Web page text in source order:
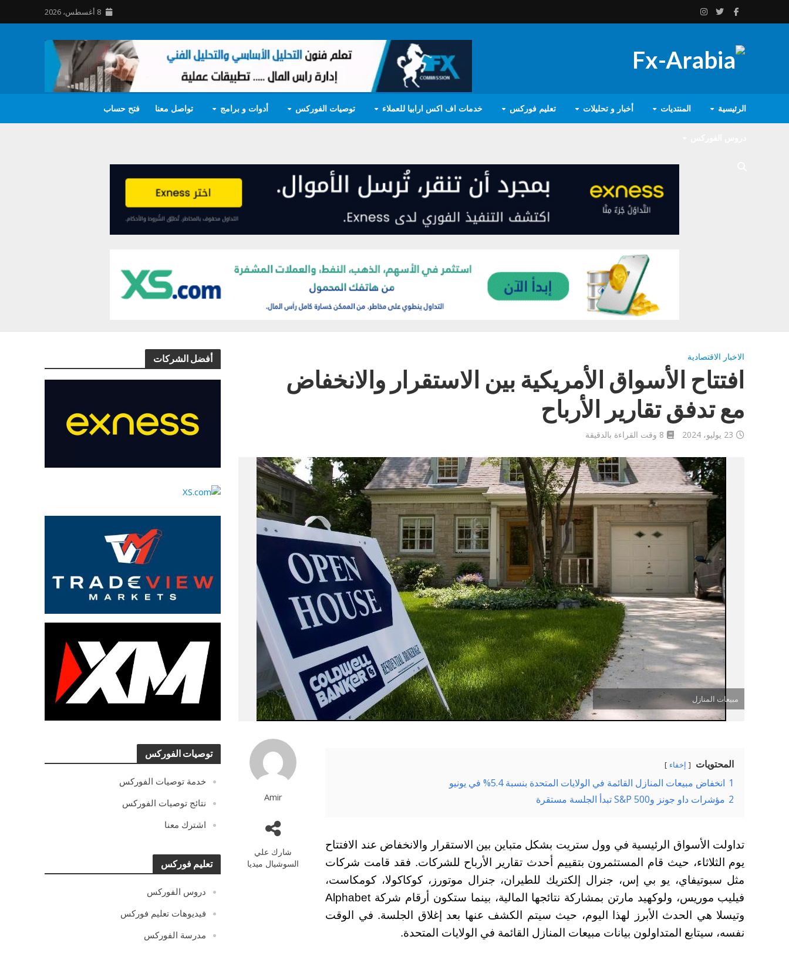
8 أغسطس، 2026
الرئيسية المنتديات أخبار و تحليلات تعليم فوركس خدمات اف اكس ارابيا للعملاء توصيات الفوركس أدوات و برامج تواصل معنا فتح حساب
أفضل الشركات
توصيات الفوركس
خدمة توصيات الفوركس
نتائج توصيات الفوركس
اشترك معنا
تعليم فوركس
دروس الفوركس
فيديوهات تعليم فوركس
مدرسة الفوركس
الاخبار الاقتصادية
افتتاح الأسواق الأمريكية بين الاستقرار والانخفاض
مع تدفق تقارير الأرباح
23 يوليو، 2024 8 وقت القراءة بالدقيقة
مبيعات المنازل
Amir
شارك علي
السوشيال ميديا
المحتويات إخفاء
1 انخفاض مبيعات المنازل القائمة في الولايات المتحدة بنسبة 5.4% في يونيو
2 مؤشرات داو جونز وS&P 500 تبدأ الجلسة مستقرة
تداولت الأسواق الرئيسية في وول ستريت بشكل متباين بين الاستقرار والانخفاض عند الافتتاح
يوم الثلاثاء، حيث قام المستثمرون بتقييم أحدث تقارير الأرباح للشركات. فقد قامت شركات
مثل سبوتيفاي، يو بي إس، جنرال إلكتريك للطيران، جنرال موتورز، كوكاكولا، كومكاست،
فيليب موريس، ولوكهيد مارتن بمشاركة نتائجها المالية، بينما ستكون أرقام شركة Alphabet
وتيسلا هي الحدث الأبرز لهذا اليوم، حيث سيتم الكشف عنها بعد إغلاق الجلسة. في الوقت
نفسه، سيتابع المتداولون بيانات مبيعات المنازل القائمة في الولايات المتحدة.